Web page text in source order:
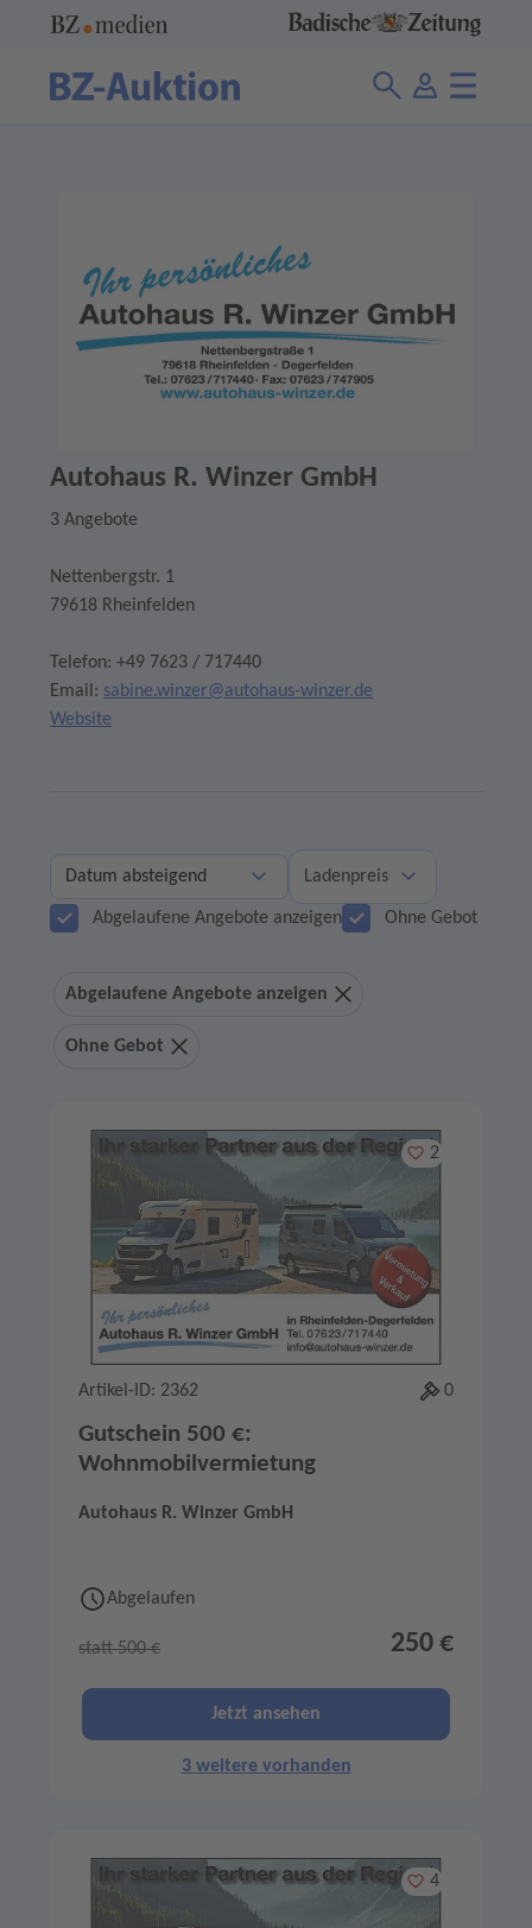
Autohaus R. Winzer GmbH
3 Angebote
Nettenbergstr. 1
79618 Rheinfelden
Telefon: +49 7623 / 717440
Email: sabine.winzer@autohaus-winzer.de
Website
Ladenpreis
Abgelaufene Angebote anzeigen Ohne Gebot
Abgelaufene Angebote anzeigen
Ohne Gebot
Merken
2
Artikel-ID: 2362 0
Gutschein 500 €:
Wohnmobilvermietung
Autohaus R. Winzer GmbH
Abgelaufen
statt 500 € 250 €
Jetzt ansehen
3 weitere vorhanden
Merken
4